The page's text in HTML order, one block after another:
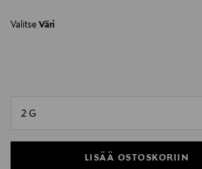
Valitse Väri
LISÄÄ OSTOSKORIIN